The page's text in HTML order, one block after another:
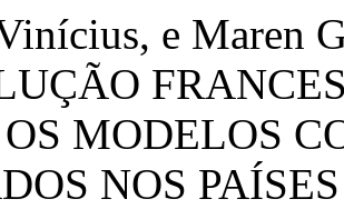
e Maren
OS MODELOS
NOS